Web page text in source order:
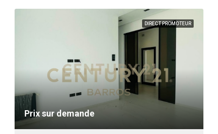
DIRECT PROMOTEUR
Prix sur demande